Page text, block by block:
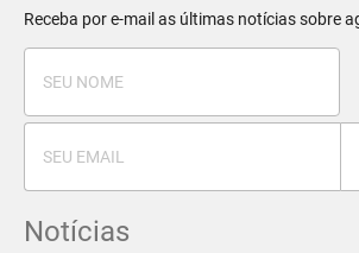
Receba por e-mail as últimas notícias sobre
Notícias